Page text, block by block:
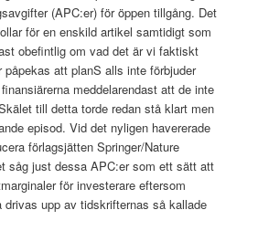
(APC:er) för öppen tillgång. Det
för en enskild artikel samtidigt som
obefintlig om vad det är vi faktiskt
påpekas att planS alls inte förbjuder
meddelarendast att de inte
till detta torde redan stå klart men
episod. Vid det nyligen havererade
förlagsjätten Springer/Nature
såg just dessa APC:er som ett sätt att
för investerare eftersom
drivas upp av tidskrifternas så kallade